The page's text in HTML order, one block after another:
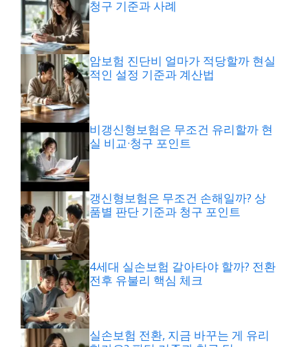
청구 기준과 사례
암보험 진단비 얼마가 적당할까 현실
적인 설정 기준과 계산법
비갱신형보험은 무조건 유리할까 현
실 비교·청구 포인트
갱신형보험은 무조건 손해일까? 상
품별 판단 기준과 청구 포인트
4세대 실손보험 갈아타야 할까? 전환
전후 유불리 핵심 체크
실손보험 전환, 지금 바꾸는 게 유리